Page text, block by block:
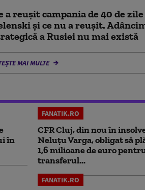
a reușit campania de 40 de
și ce nu a reușit.
a Rusiei nu mai există
MAI MULTE
în
FANATIK.RO
CFR Cluj, din nou în
Neluțu Varga, obligat să
1,6 milioane de euro
transferul...
FANATIK.RO